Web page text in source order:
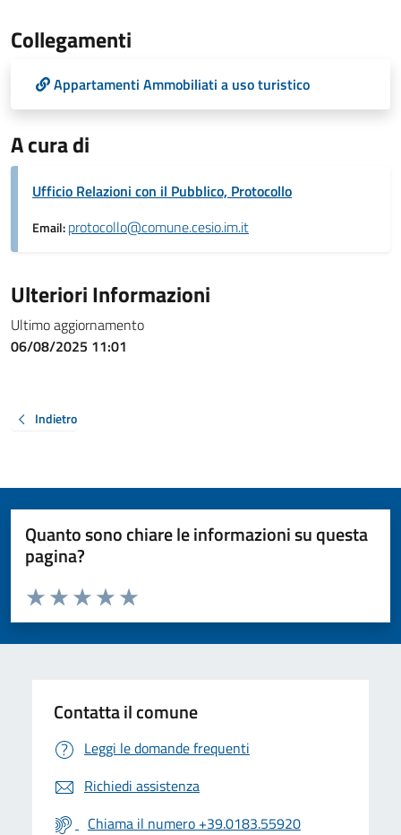
Collegamenti
Appartamenti Ammobiliati a uso turistico
A cura di
Ufficio Relazioni con il Pubblico, Protocollo
Email:protocollo@comune.cesio.im.it
Ulteriori Informazioni
Ultimo aggiornamento
06/08/2025 11:01
Indietro
Quanto sono chiare le informazioni su questa
pagina?
Valuta da 1 a 5 stelle la pagina
Valuta 5 stelle su 5
Valuta 4 stelle su 5
Valuta 3 stelle su 5
Valuta 2 stelle su 5
Valuta 1 stelle su 5
Contatta il comune
Leggi le domande frequenti
Richiedi assistenza
Chiama il numero +39.0183.55920